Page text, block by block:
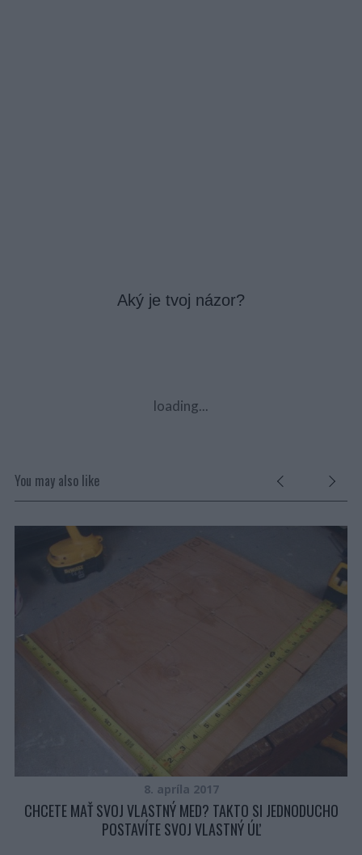
Aký je tvoj názor?
loading...
You may also like
8. apríla 2017
CHCETE MAŤ SVOJ VLASTNÝ MED? TAKTO SI JEDNODUCHO
POSTAVÍTE SVOJ VLASTNÝ ÚĽ